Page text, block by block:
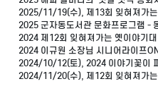
2025/11/19(수), 제13회 잊혀져가
2025 군자동도서관 문화프로그램 -
2024 제12회 잊혀져가는 옛이야기
2024 이규원 소장님 시니어라이프
2024/10/12(토), 2024 이야기꽃이
2024/11/20(수), 제12회 잊혀져가